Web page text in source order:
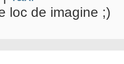
loc de imagine ;)